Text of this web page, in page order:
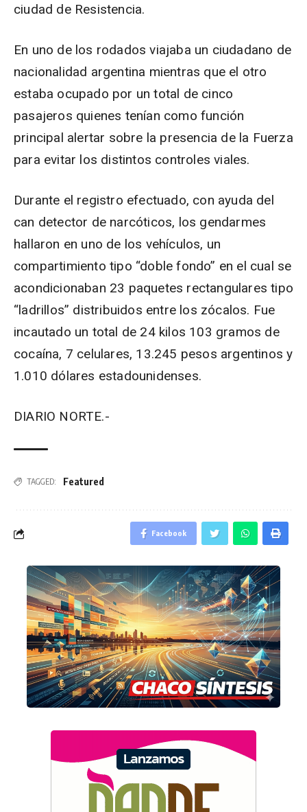
ciudad de Resistencia.
En uno de los rodados viajaba un ciudadano de
nacionalidad argentina mientras que el otro
estaba ocupado por un total de cinco
pasajeros quienes tenían como función
principal alertar sobre la presencia de la Fuerza
para evitar los distintos controles viales.
Durante el registro efectuado, con ayuda del
can detector de narcóticos, los gendarmes
hallaron en uno de los vehículos, un
compartimiento tipo “doble fondo” en el cual se
acondicionaban 23 paquetes rectangulares tipo
“ladrillos” distribuidos entre los zócalos. Fue
incautado un total de 24 kilos 103 gramos de
cocaína, 7 celulares, 13.245 pesos argentinos y
1.010 dólares estadounidenses.
DIARIO NORTE.-
TAGGED: Featured
Facebook